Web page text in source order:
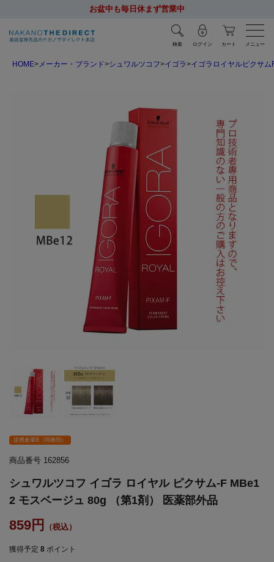
お盆中も毎日休まず営業中
検索 ログイン カート メニュー
HOME メーカー・ブランド シュワルツコフ イゴラ イゴラロイヤルピクサム
提携倉庫B（同梱別）
商品番号 162856
シュワルツコフ イゴラ ロイヤル ピクサム-F MBe1
2 モスベージュ 80g （第1剤） 医薬部外品
859
獲得予定 8 ポイント